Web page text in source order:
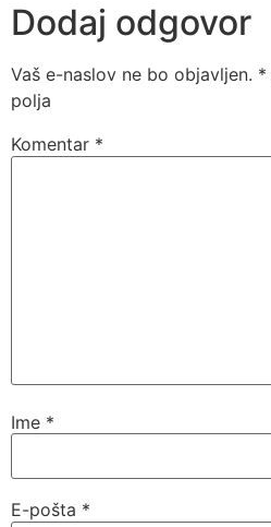
Dodaj odgovor
Vaš e-naslov ne bo objavljen. *
polja
Komentar *
Ime *
E-pošta *